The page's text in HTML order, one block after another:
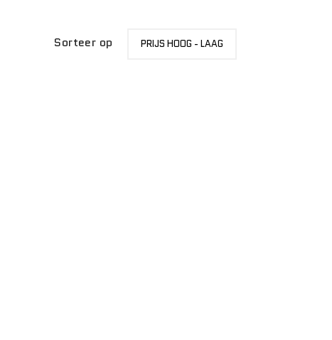
Sorteer op PRIJS HOOG - LAAG